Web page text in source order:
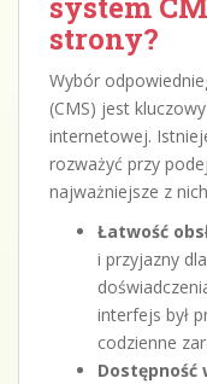
strony?
Wybór
(CMS) jest
internetowej.
rozważyć przy
najważniejsze z
Łatwość
i przyjazny
interfejs był
codzienne